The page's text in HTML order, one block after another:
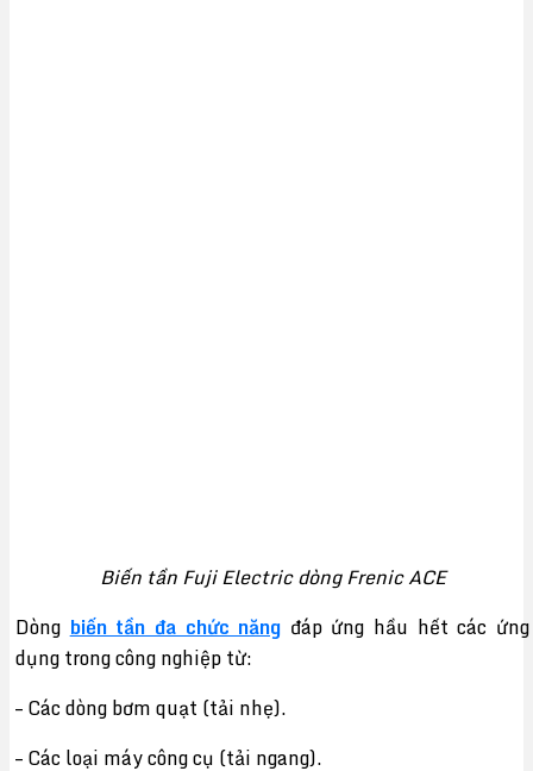
Biến tần Fuji Electric dòng Frenic ACE
Dòngbiến tần đa chức năng đáp ứng hầu hết các ứng
dụng trong công nghiệp từ:
– Các dòng bơm quạt (tải nhẹ).
– Các loại máy công cụ (tải ngang).